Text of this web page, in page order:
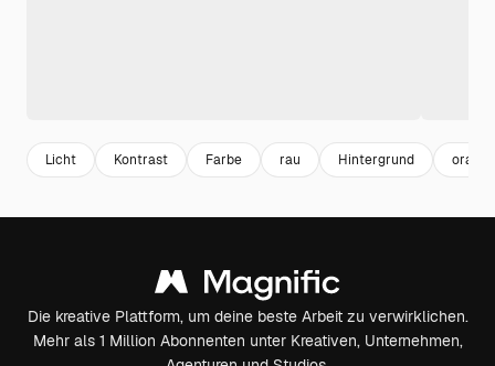
Licht Kontrast Farbe rau Hintergrund orange
Die kreative Plattform, um deine beste Arbeit zu verwirklichen.
Mehr als 1 Million Abonnenten unter Kreativen, Unternehmen,